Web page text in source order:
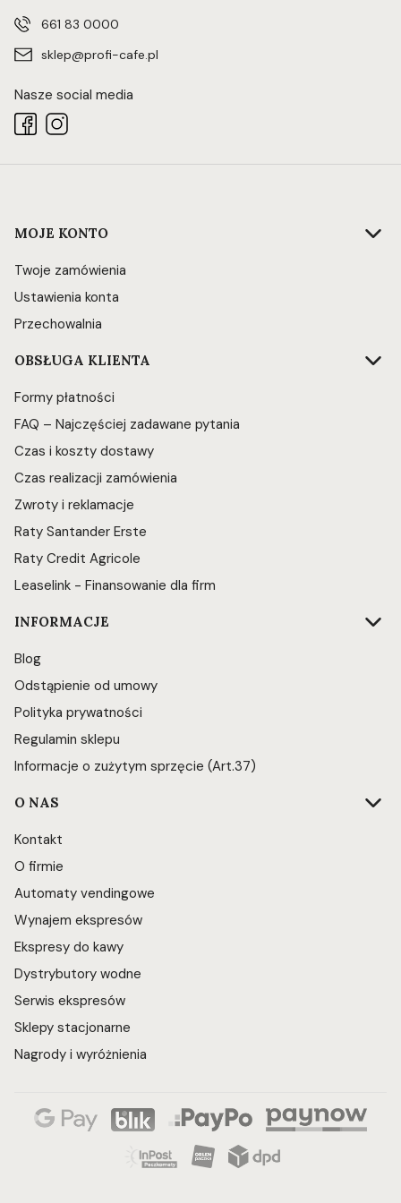
661 83 0000
sklep@profi-cafe.pl
Nasze social media
Linki w stopce
MOJE KONTO
Twoje zamówienia
Ustawienia konta
Przechowalnia
OBSŁUGA KLIENTA
Formy płatności
FAQ – Najczęściej zadawane pytania
Czas i koszty dostawy
Czas realizacji zamówienia
Zwroty i reklamacje
Raty Santander Erste
Raty Credit Agricole
Leaselink - Finansowanie dla firm
INFORMACJE
Blog
Odstąpienie od umowy
Polityka prywatności
Regulamin sklepu
Informacje o zużytym sprzęcie (Art.37)
O NAS
Kontakt
O firmie
Automaty vendingowe
Wynajem ekspresów
Ekspresy do kawy
Dystrybutory wodne
Serwis ekspresów
Sklepy stacjonarne
Nagrody i wyróżnienia